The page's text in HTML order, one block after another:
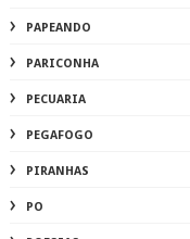
PAPEANDO
PARICONHA
PECUARIA
PEGAFOGO
PIRANHAS
PO